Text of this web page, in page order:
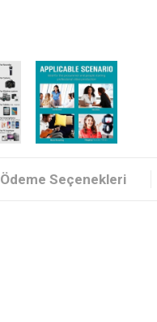
Ödeme Seçenekleri